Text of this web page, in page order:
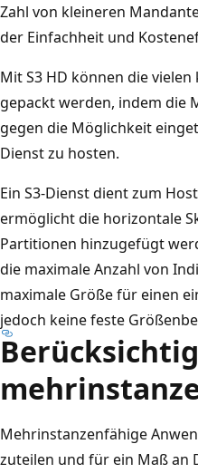
Zahl von kleineren
der Einfachheit und
Mit S3 HD können die
gepackt werden, indem die
gegen die Möglichkeit
Dienst zu hosten.
Ein S3-Dienst dient zum
ermöglicht die horizontale
Partitionen hinzugefügt
die maximale Anzahl von
maximale Größe für einen
jedoch keine feste
Mehrinstanzenfähige
zuteilen und für ein Maß an